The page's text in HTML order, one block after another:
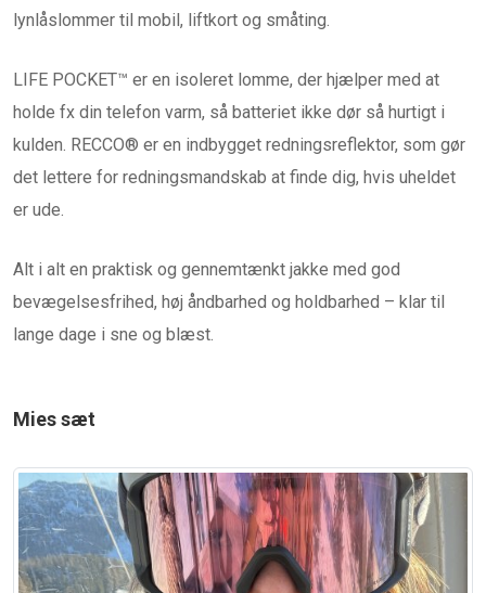
lynlåslommer til mobil, liftkort og småting.
LIFE POCKET™ er en isoleret lomme, der hjælper med at
holde fx din telefon varm, så batteriet ikke dør så hurtigt i
kulden. RECCO® er en indbygget redningsreflektor, som gør
det lettere for redningsmandskab at finde dig, hvis uheldet
er ude.
Alt i alt en praktisk og gennemtænkt jakke med god
bevægelsesfrihed, høj åndbarhed og holdbarhed – klar til
lange dage i sne og blæst.
Mies sæt